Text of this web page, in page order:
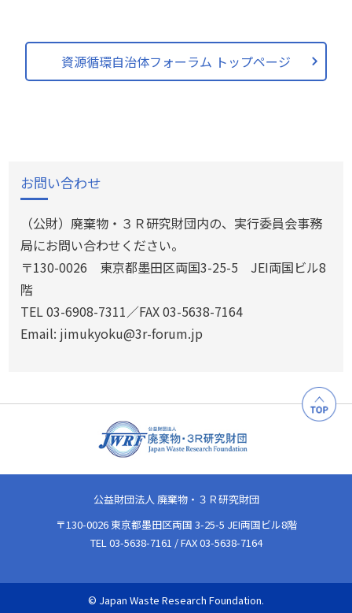
資源循環自治体フォーラム トップページ
お問い合わせ
（公財）廃棄物・３Ｒ研究財団内の、実行委員会事務
局にお問い合わせください。
〒130-0026 東京都墨田区両国3-25-5 JEI両国ビル8
階
TEL 03-6908-7311／FAX 03-5638-7164
Email: jimukyoku@3r-forum.jp
公益財団法人 廃棄物・３Ｒ研究財団
〒130-0026 東京都墨田区両国 3-25-5 JEI両国ビル8階
TEL 03-5638-7161 / FAX 03-5638-7164
© Japan Waste Research Foundation.